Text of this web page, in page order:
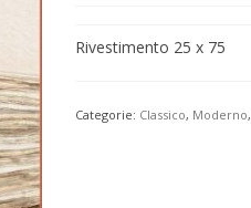
Rivestimento 25 x 75
Categorie: Classico, Moderno,